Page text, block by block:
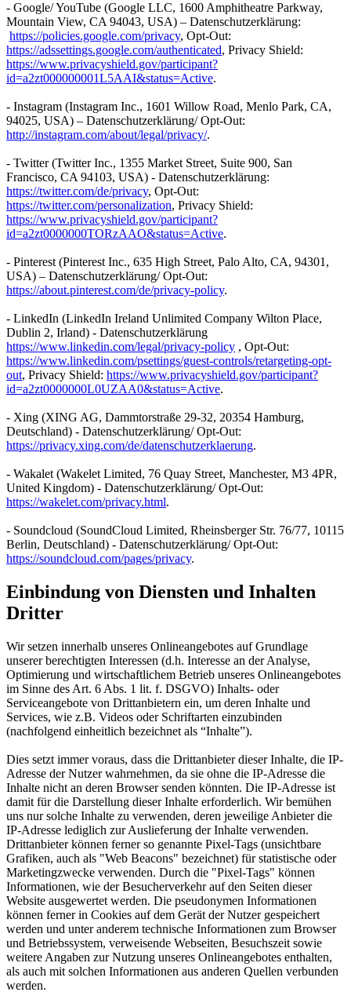
- Google/ YouTube (Google LLC, 1600 Amphitheatre Parkway,
Mountain View, CA 94043, USA) – Datenschutzerklärung:
https://policies.google.com/privacy, Opt-Out:
https://adssettings.google.com/authenticated, Privacy Shield:
https://www.privacyshield.gov/participant?
id=a2zt000000001L5AAI&status=Active.
- Instagram (Instagram Inc., 1601 Willow Road, Menlo Park, CA,
94025, USA) – Datenschutzerklärung/ Opt-Out:
http://instagram.com/about/legal/privacy/.
- Twitter (Twitter Inc., 1355 Market Street, Suite 900, San
Francisco, CA 94103, USA) - Datenschutzerklärung:
https://twitter.com/de/privacy, Opt-Out:
https://twitter.com/personalization, Privacy Shield:
https://www.privacyshield.gov/participant?
id=a2zt0000000TORzAAO&status=Active.
- Pinterest (Pinterest Inc., 635 High Street, Palo Alto, CA, 94301,
USA) – Datenschutzerklärung/ Opt-Out:
https://about.pinterest.com/de/privacy-policy.
- LinkedIn (LinkedIn Ireland Unlimited Company Wilton Place,
Dublin 2, Irland) - Datenschutzerklärung
https://www.linkedin.com/legal/privacy-policy , Opt-Out:
https://www.linkedin.com/psettings/guest-controls/retargeting-opt-
out, Privacy Shield: https://www.privacyshield.gov/participant?
id=a2zt0000000L0UZAA0&status=Active.
- Xing (XING AG, Dammtorstraße 29-32, 20354 Hamburg,
Deutschland) - Datenschutzerklärung/ Opt-Out:
https://privacy.xing.com/de/datenschutzerklaerung.
- Wakalet (Wakelet Limited, 76 Quay Street, Manchester, M3 4PR,
United Kingdom) - Datenschutzerklärung/ Opt-Out:
https://wakelet.com/privacy.html.
- Soundcloud (SoundCloud Limited, Rheinsberger Str. 76/77, 10115
Berlin, Deutschland) - Datenschutzerklärung/ Opt-Out:
https://soundcloud.com/pages/privacy.
Einbindung von Diensten und Inhalten
Dritter
Wir setzen innerhalb unseres Onlineangebotes auf Grundlage
unserer berechtigten Interessen (d.h. Interesse an der Analyse,
Optimierung und wirtschaftlichem Betrieb unseres Onlineangebotes
im Sinne des Art. 6 Abs. 1 lit. f. DSGVO) Inhalts- oder
Serviceangebote von Drittanbietern ein, um deren Inhalte und
Services, wie z.B. Videos oder Schriftarten einzubinden
(nachfolgend einheitlich bezeichnet als “Inhalte”).
Dies setzt immer voraus, dass die Drittanbieter dieser Inhalte, die IP-
Adresse der Nutzer wahrnehmen, da sie ohne die IP-Adresse die
Inhalte nicht an deren Browser senden könnten. Die IP-Adresse ist
damit für die Darstellung dieser Inhalte erforderlich. Wir bemühen
uns nur solche Inhalte zu verwenden, deren jeweilige Anbieter die
IP-Adresse lediglich zur Auslieferung der Inhalte verwenden.
Drittanbieter können ferner so genannte Pixel-Tags (unsichtbare
Grafiken, auch als "Web Beacons" bezeichnet) für statistische oder
Marketingzwecke verwenden. Durch die "Pixel-Tags" können
Informationen, wie der Besucherverkehr auf den Seiten dieser
Website ausgewertet werden. Die pseudonymen Informationen
können ferner in Cookies auf dem Gerät der Nutzer gespeichert
werden und unter anderem technische Informationen zum Browser
und Betriebssystem, verweisende Webseiten, Besuchszeit sowie
weitere Angaben zur Nutzung unseres Onlineangebotes enthalten,
als auch mit solchen Informationen aus anderen Quellen verbunden
werden.